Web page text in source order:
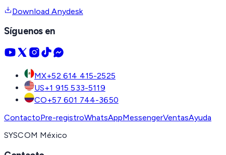
Download Anydesk
Síguenos en
MX+52 614 415-2525
US+1 915 533-5119
CO+57 601 744-3650
ContactoPre-registroWhatsAppMessengerVentasAyuda
SYSCOM México